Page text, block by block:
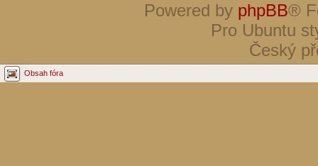
Powered by phpBB®
Pro Ubuntu
Český
Obsah fóra